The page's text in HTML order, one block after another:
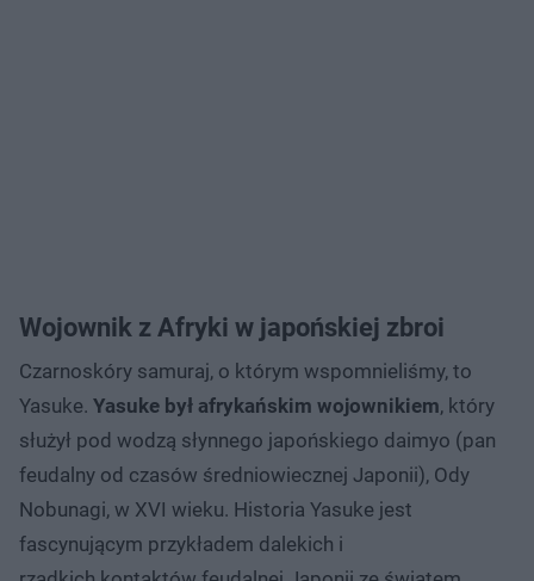
Wojownik z Afryki w japońskiej zbroi
Czarnoskóry samuraj, o którym wspomnieliśmy, to
Yasuke. Yasuke był afrykańskim wojownikiem, który
służył pod wodzą słynnego japońskiego daimyo (pan
feudalny od czasów średniowiecznej Japonii), Ody
Nobunagi, w XVI wieku. Historia Yasuke jest
fascynującym przykładem dalekich i